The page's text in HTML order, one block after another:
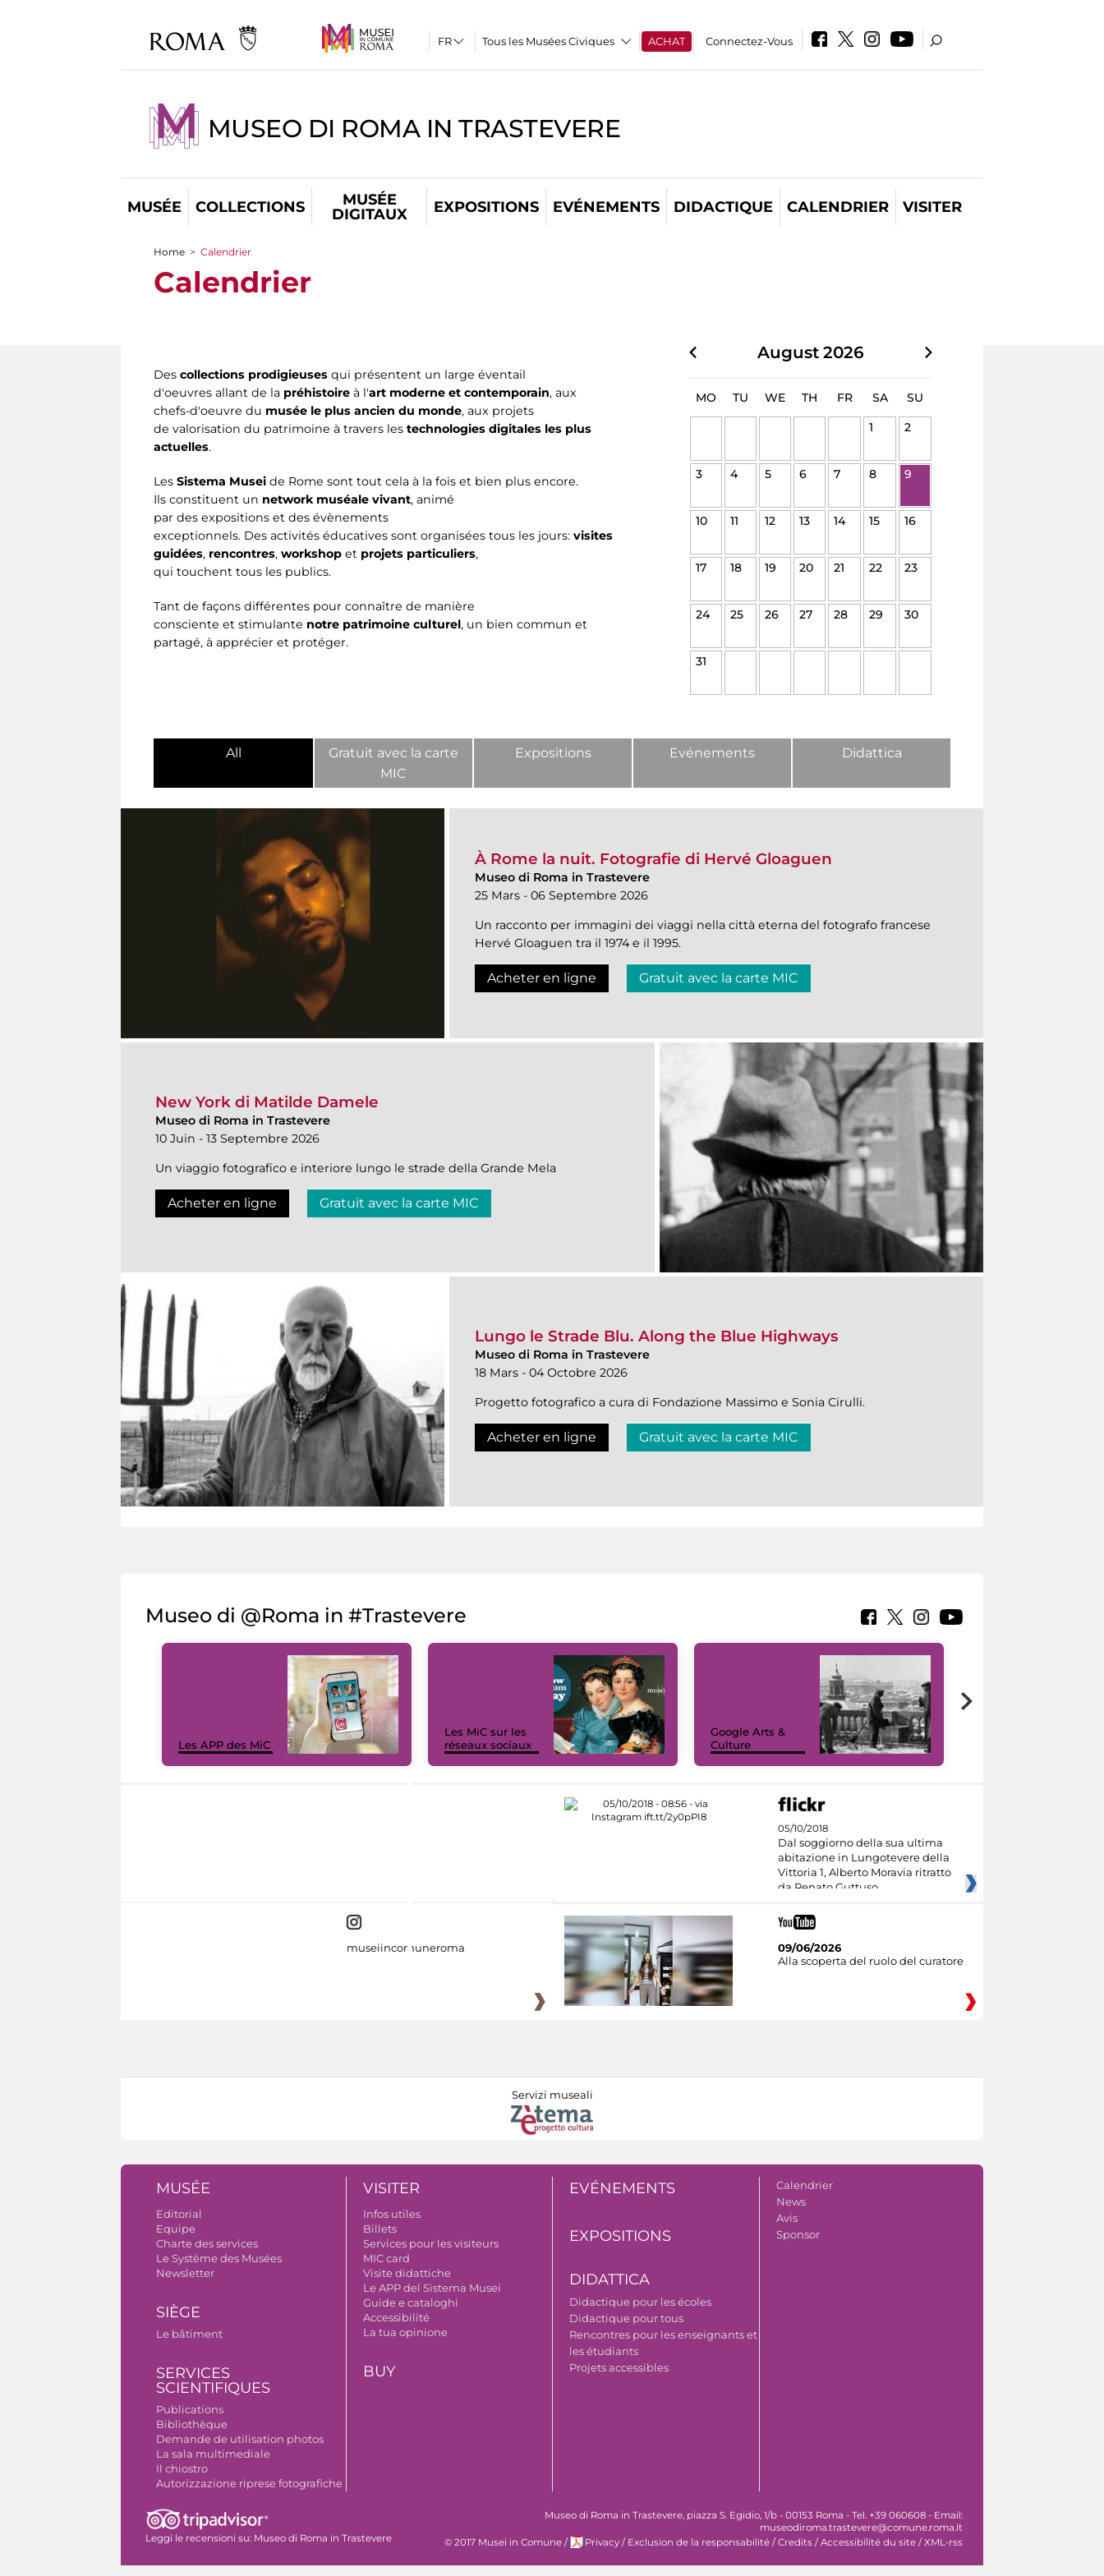
Tous les Musées Civiques ACHAT Connectez-Vous
MUSEO DI ROMA IN TRASTEVERE
MUSÉE COLLECTIONS
MUSÉE
DIGITAUX
EXPOSITIONS EVÉNEMENTS DIDACTIQUE CALENDRIER VISITER
You are here
Home > Calendrier
Calendrier
Des collections prodigieuses qui présentent un large éventail
d'oeuvres allant de la préhistoire à l'art moderne et contemporain, aux
chefs-d'oeuvre du musée le plus ancien du monde, aux projets
de valorisation du patrimoine à travers les technologies digitales les plus
actuelles.
Les Sistema Musei de Rome sont tout cela à la fois et bien plus encore.
Ils constituent un network muséale vivant, animé
par des expositions et des évènements
exceptionnels. Des activités éducatives sont organisées tous les jours: visites
guidées, rencontres, workshop et projets particuliers,
qui touchent tous les publics.
Tant de façons différentes pour connaître de manière
consciente et stimulante notre patrimoine culturel, un bien commun et
partagé, à apprécier et protéger.
August 2026
MO TU WE TH FR SA
SU
1
2
3 4 5 6 7 8 9
10 11 12 13 14 15 16
17 18 19 20 21 22 23
24 25 26 27 28 29 30
31
All
Gratuit avec la carte
MIC
Expositions Evénements Didattica
À Rome la nuit. Fotografie di Hervé Gloaguen
Museo di Roma in Trastevere
25 Mars - 06 Septembre 2026
Un racconto per immagini dei viaggi nella città eterna del fotografo francese
Hervé Gloaguen tra il 1974 e il 1995.
Acheter en ligne Gratuit avec la carte MIC
New York di Matilde Damele
Museo di Roma in Trastevere
10 Juin - 13 Septembre 2026
Un viaggio fotografico e interiore lungo le strade della Grande Mela
Acheter en ligne Gratuit avec la carte MIC
Lungo le Strade Blu. Along the Blue Highways
Museo di Roma in Trastevere
18 Mars - 04 Octobre 2026
Progetto fotografico a cura di Fondazione Massimo e Sonia Cirulli.
Acheter en ligne Gratuit avec la carte MIC
Museo di @Roma in #Trastevere
Les APP des MiC
Les MiC sur les
réseaux sociaux
Google Arts &
Culture
05/10/2018
Dal soggiorno della sua ultima
abitazione in Lungotevere della
Vittoria 1, Alberto Moravia ritratto
da Renato Guttuso
museiincomuneroma
09/06/2026
Alla scoperta del ruolo del curatore
Servizi museali
MUSÉE
Editorial
Equipe
Charte des services
Le Système des Musées
Newsletter
SIÈGE
Le bâtiment
SERVICES
SCIENTIFIQUES
Publications
Bibliothèque
Demande de utilisation photos
La sala multimediale
Il chiostro
Autorizzazione riprese fotografiche
VISITER
Infos utiles
Billets
Services pour les visiteurs
MIC card
Visite didattiche
Le APP del Sistema Musei
Guide e cataloghi
Accessibilité
La tua opinione
BUY
EVÉNEMENTS
EXPOSITIONS
DIDATTICA
Didactique pour les écoles
Didactique pour tous
Rencontres pour les enseignants et
les étudiants
Projets accessibles
Calendrier
News
Avis
Sponsor
Leggi le recensioni su: Museo di Roma in Trastevere
Museo di Roma in Trastevere, piazza S. Egidio, 1/b - 00153 Roma - Tel. +39 060608 - Email:
museodiroma.trastevere@comune.roma.it
© 2017 Musei in Comune / Privacy / Exclusion de la responsabilité / Credits / Accessibilité du site / XML-rss